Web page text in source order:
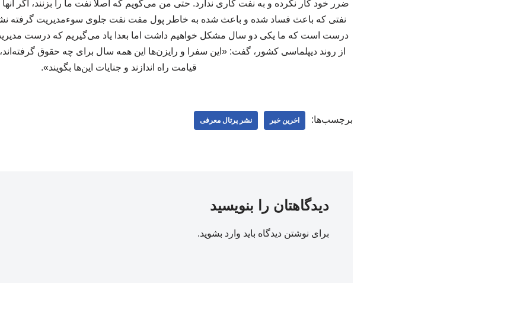
ضرر خود کار نکرده و به نفت کاری ندارد. حتی من می‌گویم که اصلا نفت ما را بزنند، اگر آنها
نفتی که باعث فساد شده و باعث شده به خاطر پول مفت نفت جلوی سوءمدیریت گرفته
درست است که ما یکی دو سال مشکل خواهیم داشت اما بعدا یاد می‌گیریم که درست مدیریت
از روند دیپلماسی کشور، گفت: «این سفرا و رایزن‌ها این همه سال برای چه حقوق گرفته‌اند، هر
قیامت راه اندازند و جنایات این‌ها بگویند».
برچسب‌ها: اخرین خبر نشر پرتال معرفی
دیدگاهتان را بنویسید
برای نوشتن دیدگاه باید وارد بشوید.